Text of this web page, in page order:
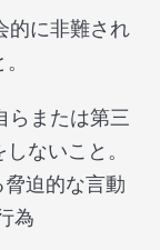
的に非難され
らまたは第三
ないこと。
迫的な言動
為